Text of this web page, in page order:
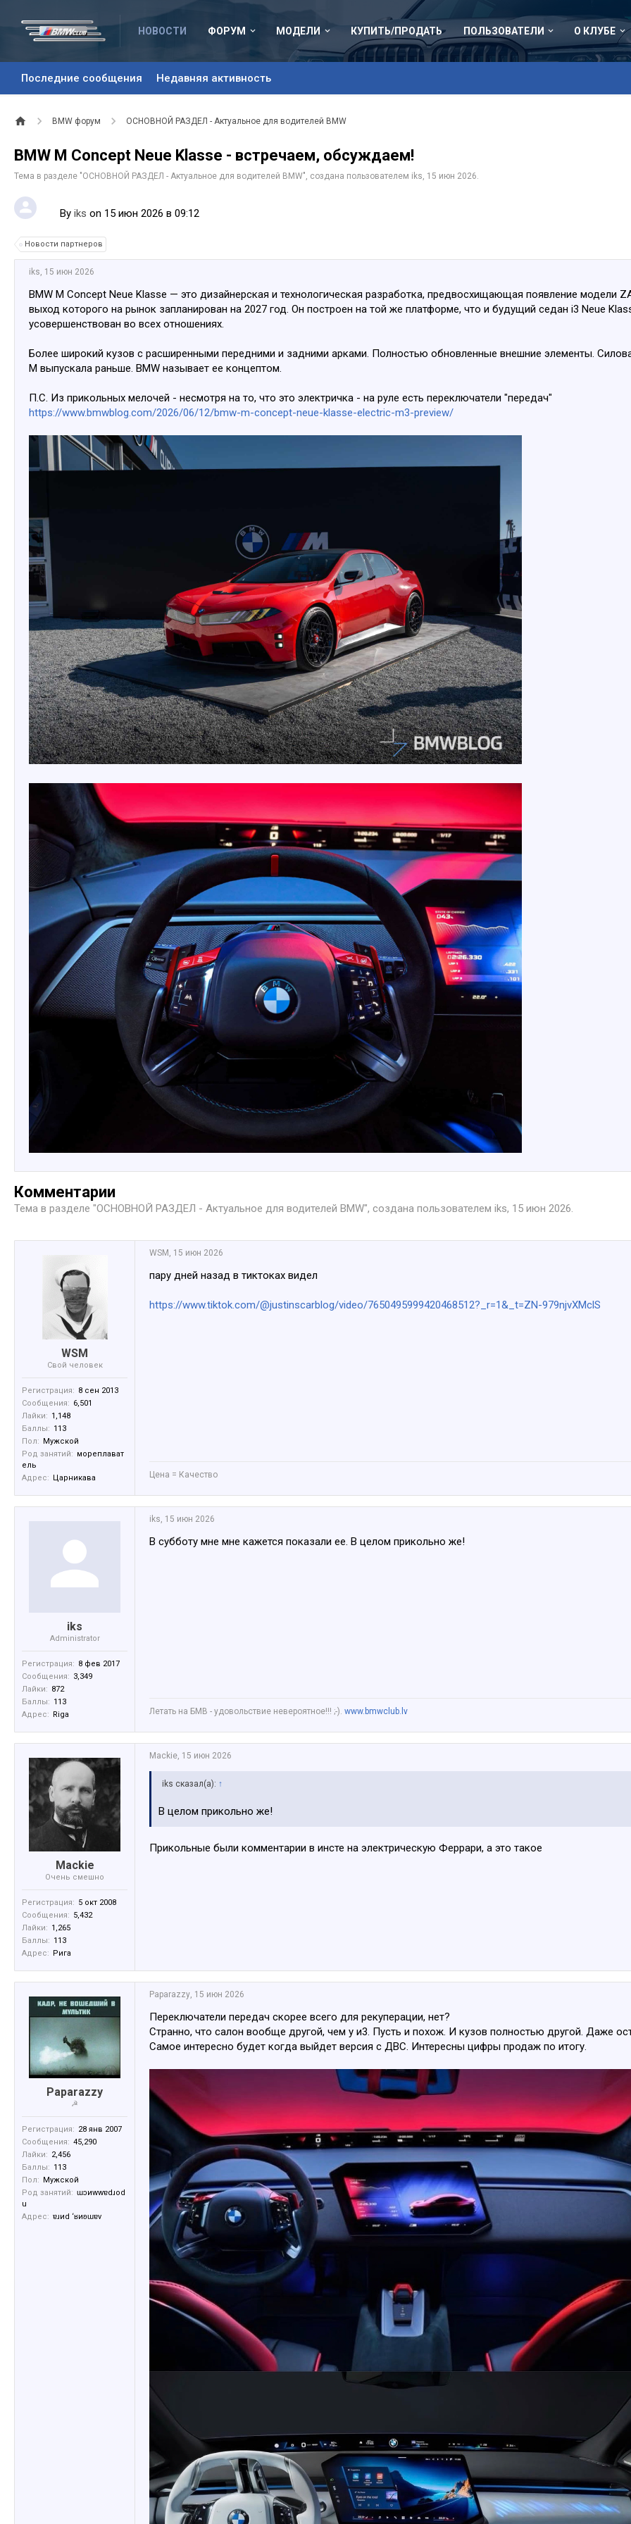
НОВОСТИ
Последние сообщения Недавняя активность
ФОРУМ МОДЕЛИ КУПИТЬ/ПРОДАТЬ ПОЛЬЗОВАТЕЛИ О КЛУБЕ
BMW форум ОСНОВНОЙ РАЗДЕЛ - Актуальное для водителей BMW
BMW M Concept Neue Klasse - встречаем, обсуждаем!
Тема в разделе "ОСНОВНОЙ РАЗДЕЛ - Актуальное для водителей BMW", создана пользователем iks, 15 июн 2026.
By iks on 15 июн 2026 в 09:12
Новости партнеров
iks, 15 июн 2026
BMW M Concept Neue Klasse — это дизайнерская и технологическая разработка, предвосхищающая появление модели
выход которого на рынок запланирован на 2027 год. Он построен на той же платформе, что и будущий седан i3 Neue
усовершенствован во всех отношениях.
Более широкий кузов с расширенными передними и задними арками. Полностью обновленные внешние элементы.
M выпускала раньше. BMW называет ее концептом.
П.С. Из прикольных мелочей - несмотря на то, что это электричка - на руле есть переключатели "передач"
https://www.bmwblog.com/2026/06/12/bmw-m-concept-neue-klasse-electric-m3-preview/
Комментарии
Тема в разделе "ОСНОВНОЙ РАЗДЕЛ - Актуальное для водителей BMW", создана пользователем iks, 15 июн 2026.
WSM
Свой человек
Регистрация: 8 сен 2013
Сообщения: 6,501
Лайки: 1,148
Баллы: 113
Пол: Мужской
Род занятий: мореплават
ель
Адрес: Царникава
WSM 15 июн 2026
пару дней назад в тиктоках видел
https://www.tiktok.com/@justinscarblog/video/7650495999420468512?_r=1&_t=ZN-979njvXMclS
Цена = Качество
iks
Administrator
Регистрация: 8 фев 2017
Сообщения: 3,349
Лайки: 872
Баллы: 113
Адрес: Riga
iks 15 июн 2026
В субботу мне мне кажется показали ее. В целом прикольно же!
Летать на БМВ - удовольствие невероятное!!! ;-). www.bmwclub.lv
Mackie
Очень смешно
Регистрация: 5 окт 2008
Сообщения: 5,432
Лайки: 1,265
Баллы: 113
Адрес: Рига
Mackie 15 июн 2026
iks сказал(а): ↑
В целом прикольно же!
Прикольные были комментарии в инсте на электрическую Феррари, а это такое
Paparazzy
☭
Регистрация: 28 янв 2007
Сообщения: 45,290
Лайки: 2,456
Баллы: 113
Пол:
Мужской
Род занятий: ɯɔиwwɐdɹоd
u
Адрес: ɐɹиd ‘ʁиʚɯɐv
Paparazzy, 15 июн 2026
Переключатели передач скорее всего для рекуперации, нет?
Странно, что салон вообще другой, чем у и3. Пусть и похож. И кузов полностью другой. Даже
Самое интересно будет когда выйдет версия с ДВС. Интересны цифры продаж по итогу.